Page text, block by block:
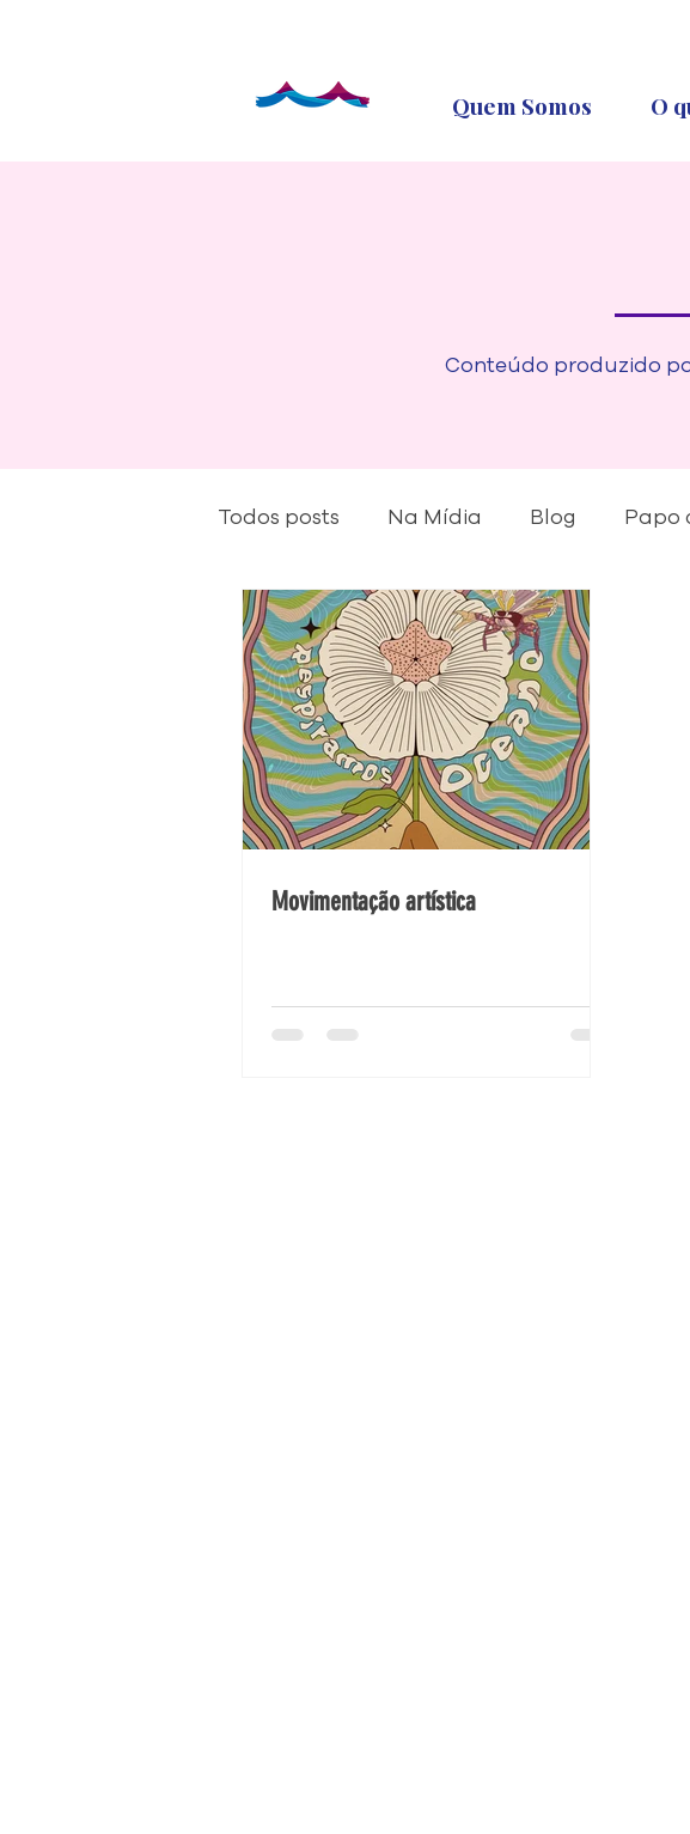
Quem Somos O
Conteúdo produzido
Todos posts Na Mídia Blog Papo
Liga Ressoa Liga na Década
Movimentação artística